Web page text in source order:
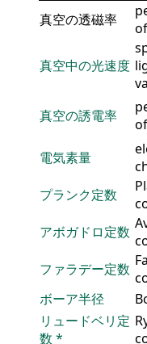
真空の透磁率
真空中の光速度
真空の誘電率
電気素量
プランク定数
アボガドロ定数
ファラデー定数
ボーア半径
リュードベリ定
数 *